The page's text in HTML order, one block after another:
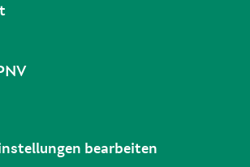
bearbeiten